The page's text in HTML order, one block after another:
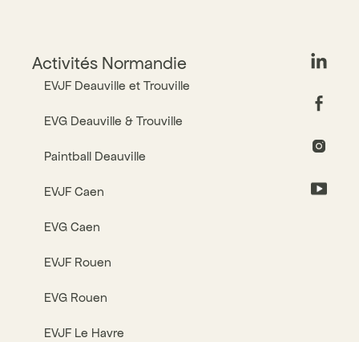
Activités Normandie
EVJF Deauville et Trouville
EVG Deauville & Trouville
Paintball Deauville
EVJF Caen
EVG Caen
EVJF Rouen
EVG Rouen
EVJF Le Havre